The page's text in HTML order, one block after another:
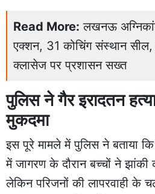
Read More: लखनऊ
एक्शन, 31 कोचिंग संस्थान
क्लासेज पर प्रशासन सख्त
पुलिस ने गैर इरादतन
मुकदमा
इस पूरे मामले में पुलिस ने बताया कि
में जागरण के दौरान बच्चों ने झांकी
लेकिन परिजनों की लापरवाही के